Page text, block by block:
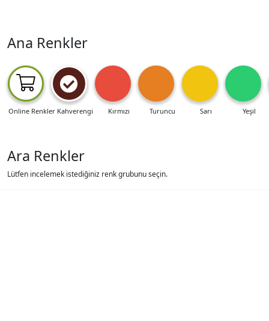
Ana Renkler
Online Renkler Kahverengi Kırmızı Turuncu Sarı Yeşil
Ara Renkler
Lütfen incelemek istediğiniz renk grubunu seçin.